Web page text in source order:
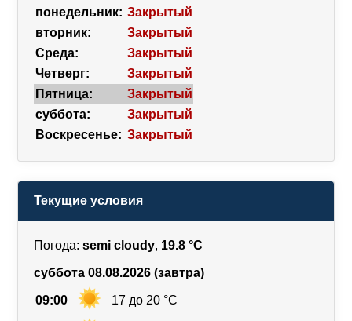
понедельник: Закрытый
вторник:
Закрытый
Среда:
Закрытый
Четверг:
Закрытый
Пятница:
Закрытый
суббота:
Закрытый
Воскресенье: Закрытый
Текущие условия
Погода: semi cloudy, 19.8 °C
суббота 08.08.2026 (завтра)
09:00 17 до 20 °C